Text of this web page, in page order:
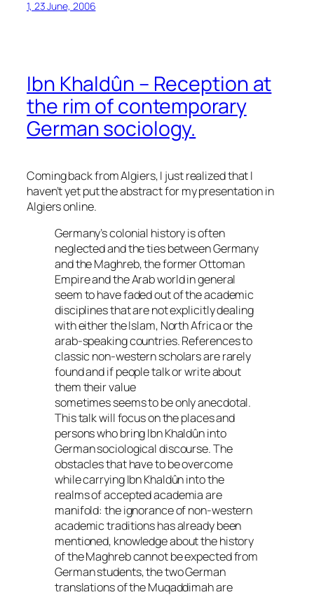
1, 23 June, 2006
Ibn Khaldûn – Reception at
the rim of contemporary
German sociology.
Coming back from Algiers, I just realized that I
haven’t yet put the abstract for my presentation in
Algiers online.
Germany’s colonial history is often
neglected and the ties between Germany
and the Maghreb, the former Ottoman
Empire and the Arab world in general
seem to have faded out of the academic
disciplines that are not explicitly dealing
with either the Islam, North Africa or the
arab-speaking countries. References to
classic non-western scholars are rarely
found and if people talk or write about
them their value
sometimes seems to be only anecdotal.
This talk will focus on the places and
persons who bring Ibn Khaldûn into
German sociological discourse. The
obstacles that have to be overcome
while carrying Ibn Khaldûn into the
realms of accepted academia are
manifold: the ignorance of non-western
academic traditions has already been
mentioned, knowledge about the history
of the Maghreb cannot be expected from
German students, the two German
translations of the Muqaddimah are